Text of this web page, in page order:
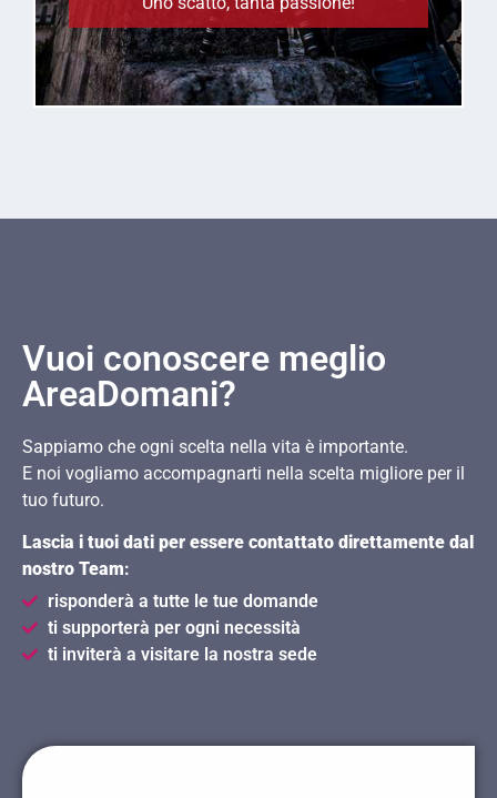
Vuoi conoscere meglio
AreaDomani?
Sappiamo che ogni scelta nella vita è importante.
E noi vogliamo accompagnarti nella scelta migliore per il
tuo futuro.
Lascia i tuoi dati per essere contattato direttamente dal
nostro Team:
risponderà a tutte le tue domande
ti supporterà per ogni necessità
ti inviterà a visitare la nostra sede